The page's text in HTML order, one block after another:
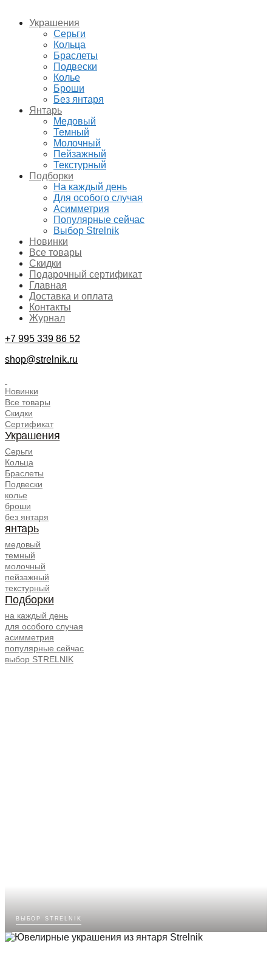
Украшения
Серьги
Кольца
Браслеты
Подвески
Колье
Броши
Без янтаря
Янтарь
Медовый
Темный
Молочный
Пейзажный
Текстурный
Подборки
На каждый день
Для особого случая
Асимметрия
Популярные сейчас
Выбор Strelnik
Новинки
Все товары
Скидки
Подарочный сертификат
Главная
Доставка и оплата
Контакты
Журнал
+7 995 339 86 52
shop@strelnik.ru
Новинки
Все товары
Скидки
Сертификат
Украшения
Серьги
Кольца
Браслеты
Подвески
колье
броши
без янтаря
янтарь
медовый
темный
молочный
пейзажный
текстурный
Подборки
на каждый день
для особого случая
асимметрия
популярные сейчас
выбор STRELNIK
выбор strelnik